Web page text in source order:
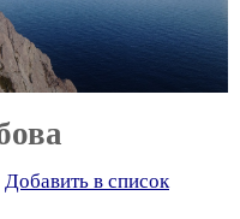
Добавить в список